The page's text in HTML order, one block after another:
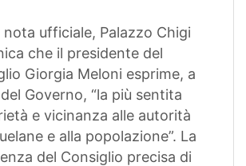
nota ufficiale, Palazzo Chigi
che il presidente del
Giorgia Meloni esprime, a
Governo, “la più sentita
e vicinanza alle autorità
e alla popolazione”. La
del Consiglio precisa di